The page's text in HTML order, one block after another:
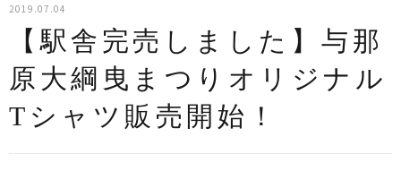
2019.07.04
【駅舎完売しました】与那
原大綱曳まつりオリジナル
Tシャツ販売開始！